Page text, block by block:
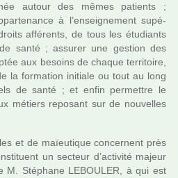
autour des mêmes patients ;
à l’ensei­gne­ment supé­
affé­rents, de tous les étudiants
santé ; assu­rer une ges­tion des
aux besoins de chaque ter­ri­toire,
la for­ma­tion ini­tiale ou tout au long
de santé ; et enfin per­met­tre le
métiers repo­sant sur de nou­vel­les
et de maïeu­ti­que concer­nent près
un sec­teur d’acti­vité majeur
M. Stéphane LEBOULER, à qui est